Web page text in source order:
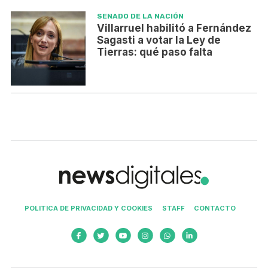
SENADO DE LA NACIÓN
Villarruel habilitó a Fernández
Sagasti a votar la Ley de
Tierras: qué paso falta
POLITICA DE PRIVACIDAD Y COOKIES STAFF CONTACTO